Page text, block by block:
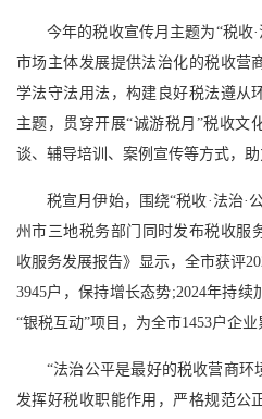
今年的税收宣传月主题为“税收
市场主体发展提供法治化的税收营
学法守法用法，构建良好税法遵从
主题，贯穿开展“诚游税月”税收文
谈、辅导培训、案例宣传等方式，助
税宣月伊始，围绕“税收·法治·
州市三地税务部门同时发布税收服
收服务发展报告》显示，全市获评
3945户，保持增长态势;2024年持
“银税互动”项目，为全市1453户企业
“法治公平是最好的税收营商
发挥好税收职能作用，严格规范公